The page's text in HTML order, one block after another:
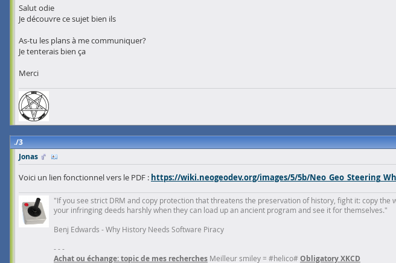
Salut odie
Je découvre ce sujet bien ils
As-tu les plans à me communiquer?
Je tenterais bien ça
Merci
3
Jonas
Voici un lien fonctionnel vers le PDF : https://wiki.neogeodev.org/images/5/5b/
"If you see strict DRM and copy protection that threatens the preservation of history, fight it: copy
your infringing deeds harshly when they can load up an ancient program and see it for themselves."
Benj Edwards - Why History Needs Software Piracy
- - -
Achat ou échange: topic de mes recherches Meilleur smiley = #helico#Obligatory XKCD